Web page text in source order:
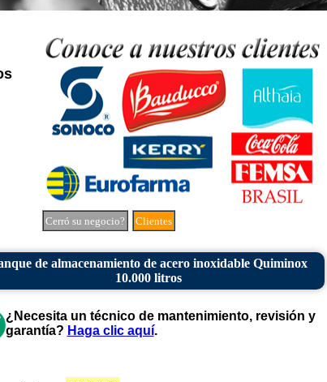
Cerró su negocio? Clientes
de almacenamiento de acero inoxidable Quiminox
10.000 litros
¿Necesita un técnico de mantenimiento, revisión y
garantía? Haga clic aquí.